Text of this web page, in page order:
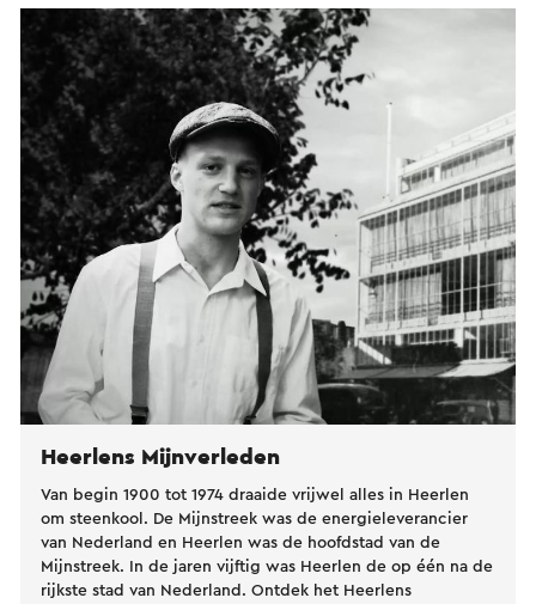
Heerlens Mijnverleden
Van begin 1900 tot 1974 draaide vrijwel alles in Heerlen
om steenkool. De Mijnstreek was de energieleverancier
van Nederland en Heerlen was de hoofdstad van de
Mijnstreek. In de jaren vijftig was Heerlen de op één na de
rijkste stad van Nederland. Ontdek het Heerlens